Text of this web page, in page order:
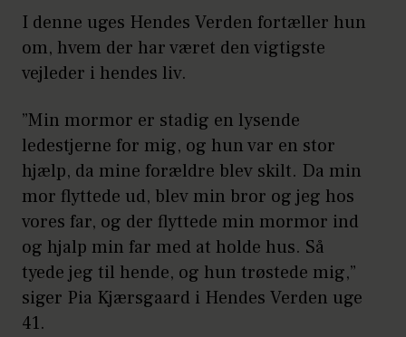
I denne uges Hendes Verden fortæller hun
om, hvem der har været den vigtigste
vejleder i hendes liv.
”Min mormor er stadig en lysende
ledestjerne for mig, og hun var en stor
hjælp, da mine forældre blev skilt. Da min
mor flyttede ud, blev min bror og jeg hos
vores far, og der flyttede min mormor ind
og hjalp min far med at holde hus. Så
tyede jeg til hende, og hun trøstede mig,”
siger Pia Kjærsgaard i Hendes Verden uge
41.